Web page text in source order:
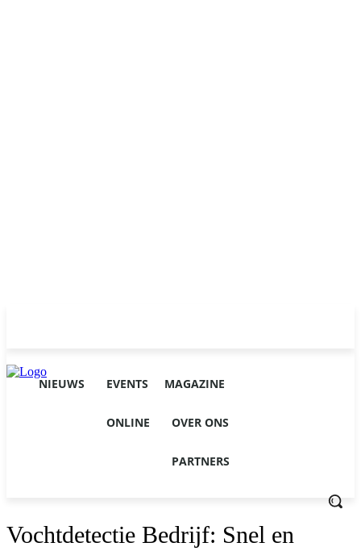
NIEUWS EVENTS MAGAZINE
ONLINE OVER ONS
PARTNERS
Vochtdetectie Bedrijf: Snel en